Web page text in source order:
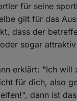
für seine
gilt für das
dass der
sogar attraktiv
erklärt: "Ich will
für dich, also
dann ist das